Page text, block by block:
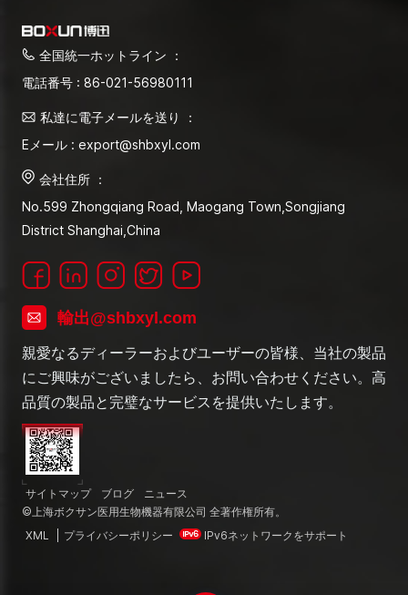
全国統一ホットライン ：
電話番号 : 86-021-56980111
私達に電子メールを送り ：
Eメール : export@shbxyl.com
会社住所 ：
No.599 Zhongqiang Road, Maogang Town,Songjiang
District Shanghai,China
輸出@shbxyl.com
親愛なるディーラーおよびユーザーの皆様、当社の製品
にご興味がございましたら、お問い合わせください。高
品質の製品と完璧なサービスを提供いたします。
サイトマップ ブログ
ニュース
©上海ボクサン医用生物機器有限公司 全著作権所有。
XML
プライバシーポリシー IPv6ネットワークをサポート